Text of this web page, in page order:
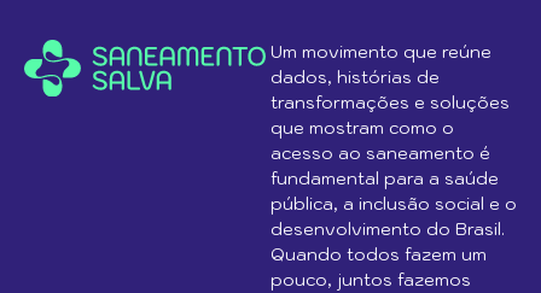
Um movimento que reúne
dados, histórias de
transformações e soluções
que mostram como o
acesso ao saneamento é
fundamental para a saúde
pública, a inclusão social e o
desenvolvimento do Brasil.
Quando todos fazem um
pouco, juntos fazemos